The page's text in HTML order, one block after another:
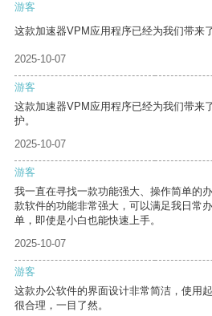
游客
这款加速器VPM应用程序已经为我们带来
2025-10-07
游客
这款加速器VPM应用程序已经为我们带来
护。
2025-10-07
游客
我一直在寻找一款功能强大、操作简单的
款软件的功能非常强大，可以满足我日常
单，即使是小白也能快速上手。
2025-10-07
游客
这款办公软件的界面设计非常简洁，使用
很合理，一目了然。